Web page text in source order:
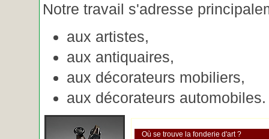
Notre travail s'adresse
aux artistes,
aux antiquaires,
aux décorateurs mobiliers,
aux décorateurs automobiles.
Où se trouve la fonderie d'art ?